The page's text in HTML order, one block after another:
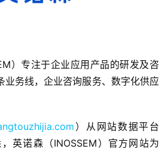
）专注于企业应用产品的研发及咨
业务线，企业咨询服务、数字化供应
）从网站数据平台
，英诺森（INOSSEM）官方网站为